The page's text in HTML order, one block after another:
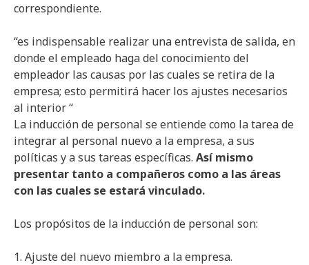
correspondiente.
“es indispensable realizar una entrevista de salida, en
donde el empleado haga del conocimiento del
empleador las causas por las cuales se retira de la
empresa; esto permitirá hacer los ajustes necesarios
al interior “
La inducción de personal se entiende como la tarea de
integrar al personal nuevo a la empresa, a sus
políticas y a sus tareas específicas. Así mismo
presentar tanto a compañeros como a las áreas
con las cuales se estará vinculado.
Los propósitos de la inducción de personal son:
1. Ajuste del nuevo miembro a la empresa.